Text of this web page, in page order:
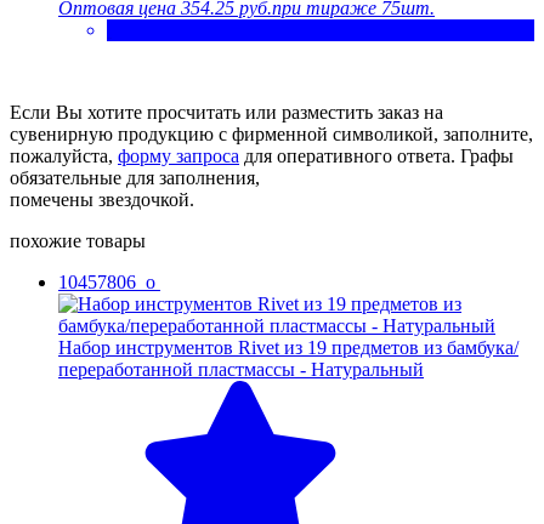
Оптовая цена 354.25 руб.при тираже 75шт.
Если Вы хотите просчитать или разместить заказ на
сувенирную продукцию с фирменной символикой, заполните,
пожалуйста, форму запроса для оперативного ответа. Графы
обязательные для заполнения,
помечены звездочкой.
похожие товары
10457806_o
Набор инструментов Rivet из 19 предметов из бамбука/
переработанной пластмассы - Натуральный